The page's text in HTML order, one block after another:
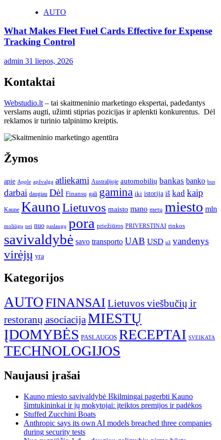
AUTO
What Makes Fleet Fuel Cards Effective for Expense
Tracking Control
admin 31 liepos, 2026
Kontaktai
Webstudio.lt – tai skaitmeninio marketingo ekspertai, padedantys
verslams augti, užimti stiprias pozicijas ir aplenkti konkurentus. Dėl
reklamos ir turinio talpinimo kreiptis.
Žymos
apie Apple apžvalga atliekami Australijoje automobilių bankas banko bus
darbai daugiau Dėl Finansų gali gamina iki istorija iš kad kaip
Kaune KaunoLietuvos maisto mano metų miesto mln
moliūgų nei nuo paslaugų pora priežiūros PRIVERSTINAI rinkos
savivaldybė savo transporto UAB USD už vandenys
virėjų yra
Kategorijos
AUTOFINANSAI Lietuvos viešbučių ir
restoranų asociacijaMIESTŲ
ĮDOMYBĖS PASLAUGOS RECEPTAI SVEIKATA
TECHNOLOGIJOS
Naujausi įrašai
Kauno miesto savivaldybė Iškilmingai pagerbti Kauno
šimtukininkai ir jų mokytojai: įteiktos premijos ir padėkos
Stuffed Zucchini Boats
Anthropic says its own AI models breached three companies
during security tests